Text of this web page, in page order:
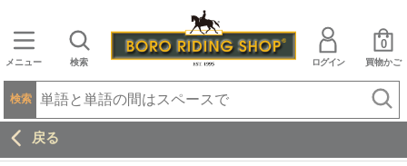
メニュー 検索 ログイン 買物かご
0
検索
戻る